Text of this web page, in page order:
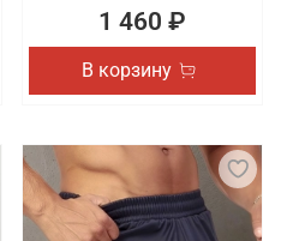
1 460 ₽
В корзину